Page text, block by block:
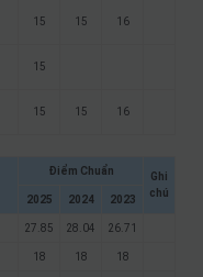
15 15 16
15
15 15 16
Điểm Chuẩn
Ghi
chú
2025 2024 2023
27.85 28.04 26.71
18 18 18